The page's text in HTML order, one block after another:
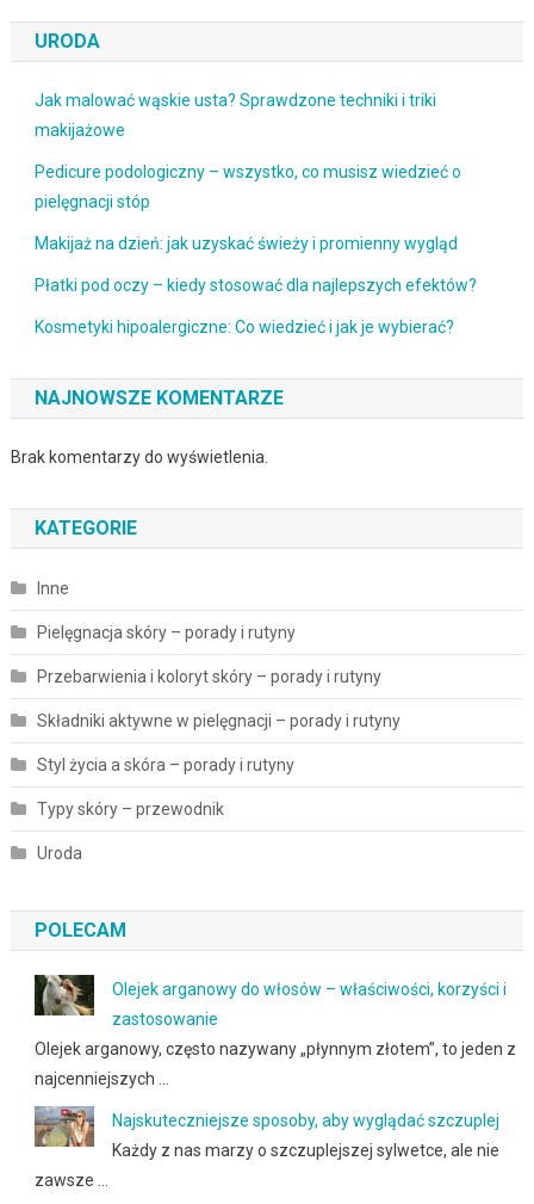
URODA
Jak malować wąskie usta? Sprawdzone techniki i triki
makijażowe
Pedicure podologiczny – wszystko, co musisz wiedzieć o
pielęgnacji stóp
Makijaż na dzień: jak uzyskać świeży i promienny wygląd
Płatki pod oczy – kiedy stosować dla najlepszych efektów?
Kosmetyki hipoalergiczne: Co wiedzieć i jak je wybierać?
NAJNOWSZE KOMENTARZE
Brak komentarzy do wyświetlenia.
KATEGORIE
Inne
Pielęgnacja skóry – porady i rutyny
Przebarwienia i koloryt skóry – porady i rutyny
Składniki aktywne w pielęgnacji – porady i rutyny
Styl życia a skóra – porady i rutyny
Typy skóry – przewodnik
Uroda
POLECAM
Olejek arganowy do włosów – właściwości, korzyści i
zastosowanie
Olejek arganowy, często nazywany „płynnym złotem”, to jeden z
najcenniejszych …
Najskuteczniejsze sposoby, aby wyglądać szczuplej
Każdy z nas marzy o szczuplejszej sylwetce, ale nie
zawsze …